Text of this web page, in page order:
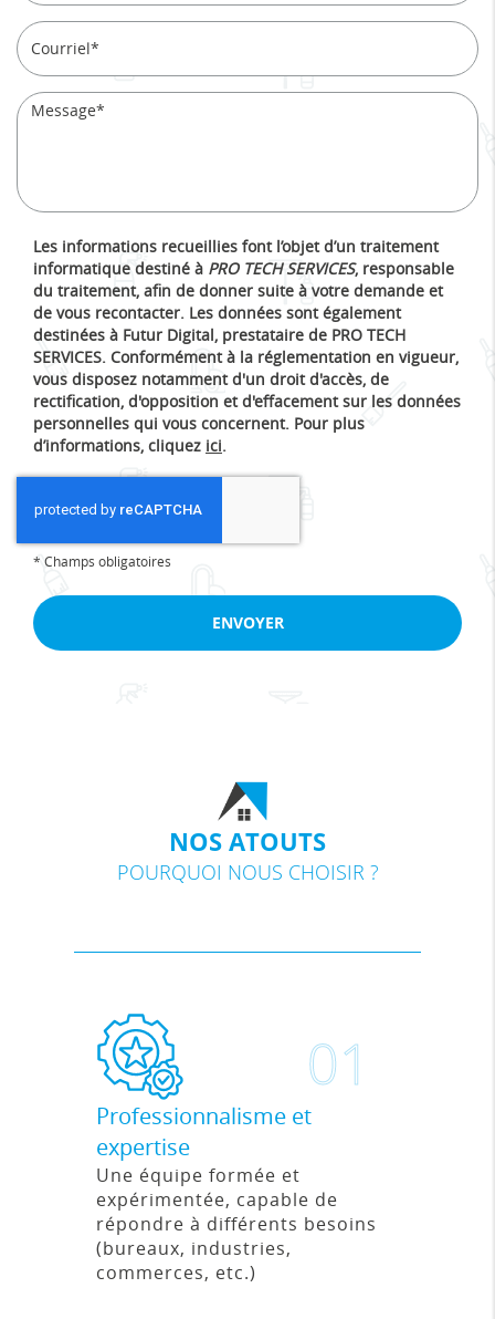
Les informations recueillies font l’objet d’un traitement
informatique destiné à PRO TECH SERVICES, responsable
du traitement, afin de donner suite à votre demande et
de vous recontacter. Les données sont également
destinées à Futur Digital, prestataire de PRO TECH
SERVICES. Conformément à la réglementation en vigueur,
vous disposez notamment d'un droit d'accès, de
rectification, d'opposition et d'effacement sur les données
personnelles qui vous concernent. Pour plus
d’informations, cliquez ici.
* Champs obligatoires
NOS ATOUTS
POURQUOI NOUS CHOISIR ?
01
Professionnalisme et
expertise
Une équipe formée et
expérimentée, capable de
répondre à différents besoins
(bureaux, industries,
commerces, etc.)